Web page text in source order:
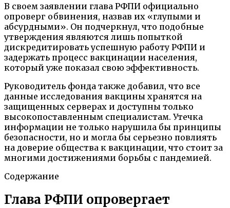
В своем заявлении глава РФПИ официально
опроверг обвинения, назвав их «глупыми и
абсурдными». Он подчеркнул, что подобные
утверждения являются лишь попыткой
дискредитировать успешную работу РФПИ и
задержать процесс вакцинации населения,
который уже показал свою эффективность.
Руководитель фонда также добавил, что все
данные исследования вакцины хранятся на
защищенных серверах и доступны только
высокопоставленным специалистам. Утечка
информации не только нарушила бы принципы
безопасности, но и могла бы серьезно повлиять
на доверие общества к вакцинации, что стоит за
многими достижениями борьбы с пандемией.
Содержание
Глава РФПИ опровергает